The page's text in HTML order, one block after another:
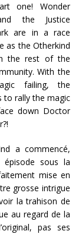
one! Wonder
the Justice
are in a race
as the Otherkind
the rest of the
With the
failing, the
to rally the magic
down Doctor
a commencé,
épisode sous la
mise en
grosse intrigue
la trahison de
au regard de la
pas ses